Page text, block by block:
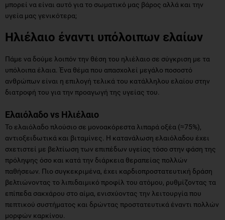
μπορεί να είναι αυτό για το σωματικό μας βάρος αλλά και την
υγεία μας γενικότερα;
Ηλιέλαιο έναντι υπόλοιπων ελαίων
Πάμε να δούμε λοιπόν την θέση του ηλιέλαιο σε σύγκριση με τα
υπόλοιπα έλαια. Ένα θέμα που απασχολεί μεγάλο ποσοστό
ανθρώπων είναι η επιλογή τελικά του κατάλληλου ελαίου στην
διατροφή του για την προαγωγή της υγείας του.
Ελαιόλαδο vs Ηλιέλαιο
Το ελαιόλαδο πλούσιο σε μονοακόρεστα λιπαρά οξέα (≈75%),
αντιοξειδωτικά και βιταμίνες. Η κατανάλωση ελαιόλαδου έχει
σχετιστεί με βελτίωση των επιπέδων υγείας τόσο στην φάση της
πρόληψης όσο και κατά την διάρκεια θεραπείας πολλών
παθήσεων. Πιο συγκεκριμένα, έχει καρδιοπροστατευτική δράση
βελτιώνοντας το λιπιδαιμικό προφίλ του ατόμου, ρυθμίζοντας τα
επίπεδα σακχάρου στο αίμα, ενισχύοντας την λειτουργία που
πεπτικού συστήματος και δρώντας προστατευτικά έναντι πολλών
μορφών καρκίνου.